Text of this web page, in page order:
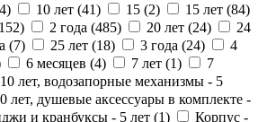
4) 10 лет (41) 15 (2) 15 лет (84)
152) 2 года (485) 20 лет (24)
24
(7) 25 лет (18) 3 года (24)
4
6 месяцев (4) 7 лет (1)
7
лет, водозапорные механизмы - 5
лет, душевые аксессуары в комплекте -
и кранбуксы - 5 лет (1) Корпус -